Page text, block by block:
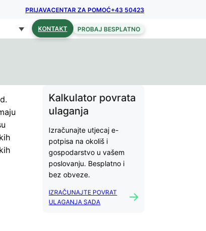
PRIJAVACENTAR ZA POMOĆ+43 50423
KONTAKT PROBAJ BESPLATNO
Kalkulator povrata
ulaganja
Izračunajte utjecaj e-
potpisa na okoliš i
gospodarstvo u vašem
poslovanju. Besplatno i
bez obveze.
IZRAČUNAJTE POVRAT
ULAGANJA SADA